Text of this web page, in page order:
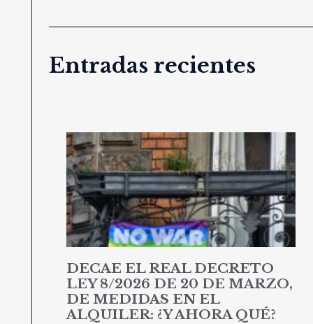
Entradas recientes
DECAE EL REAL DECRETO
LEY 8/2026 DE 20 DE MARZO,
DE MEDIDAS EN EL
ALQUILER: ¿Y AHORA QUÉ?